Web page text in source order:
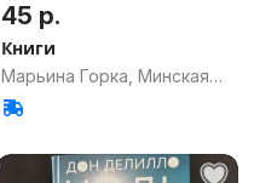
45 р.
Книги
Марьина Горка, Минская
область